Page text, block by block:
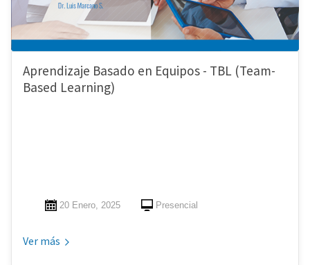
Aprendizaje Basado en Equipos - TBL (Team-
Based Learning)
20 Enero, 2025 Presencial
Ver más